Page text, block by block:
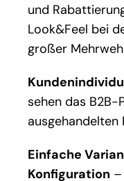
und
Look&Feel bei
großer
sehen das B2B-
ausgehandelten
Einfache
Konfiguration